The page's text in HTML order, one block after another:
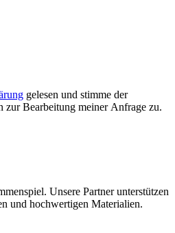
gelesen und stimme der
zur Bearbeitung meiner Anfrage zu.
Unsere Partner unterstützen
und hochwertigen Materialien.